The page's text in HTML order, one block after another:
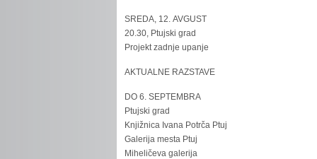
SREDA, 12. AVGUST
20.30, Ptujski grad
Projekt zadnje upanje
AKTUALNE RAZSTAVE
DO 6. SEPTEMBRA
Ptujski grad
Knjižnica Ivana Potrča Ptuj
Galerija mesta Ptuj
Miheličeva galerija